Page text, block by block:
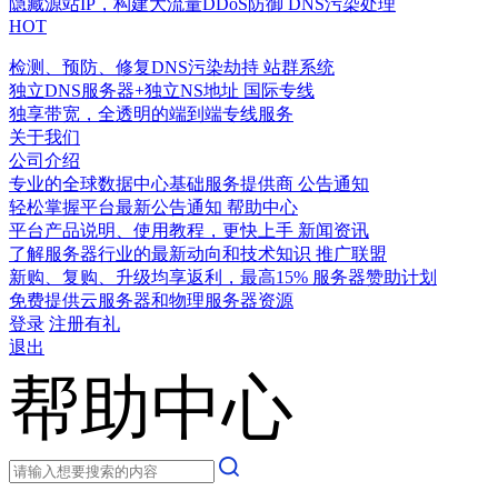
隐藏源站IP，构建大流量DDoS防御
DNS污染处理
HOT
检测、预防、修复DNS污染劫持 站群系统
独立DNS服务器+独立NS地址 国际专线
独享带宽，全透明的端到端专线服务
关于我们
公司介绍
专业的全球数据中心基础服务提供商 公告通知
轻松掌握平台最新公告通知 帮助中心
平台产品说明、使用教程，更快上手 新闻资讯
了解服务器行业的最新动向和技术知识 推广联盟
新购、复购、升级均享返利，最高15% 服务器赞助计划
免费提供云服务器和物理服务器资源
登录 注册有礼
退出
帮助中心